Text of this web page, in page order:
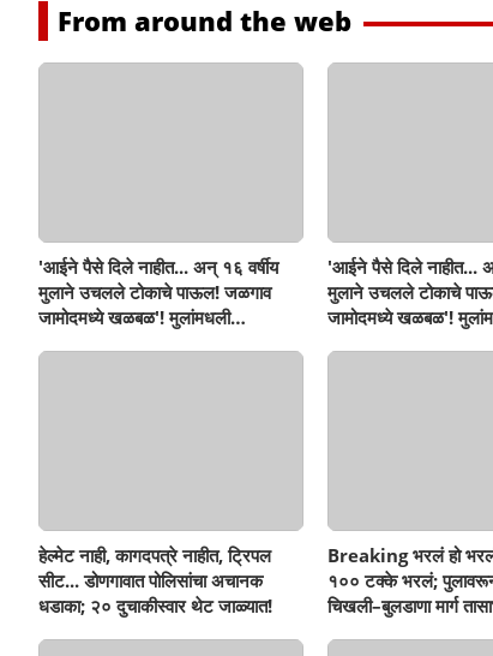
From around the web
'आईने पैसे दिले नाहीत... अन् १६ वर्षीय
मुलाने उचलले टोकाचे पाऊल! जळगाव
जामोदमध्ये खळबळ'! मुलांमधली
'आईने पैसे दिले नाहीत...
मुलाने उचलले टोकाचे
जामोदमध्ये खळबळ'!
हेल्मेट नाही, कागदपत्रे नाहीत, ट्रिपल
सीट... डोणगावात पोलिसांचा अचानक
धडाका; २० दुचाकीस्वार थेट जाळ्यात!
Breaking भरलं हो
१०० टक्के भरलं; पुलावरून
चिखली–बुलडाणा मार्ग